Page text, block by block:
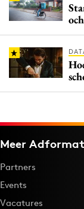
Meer
Partners
Events
Vacatures